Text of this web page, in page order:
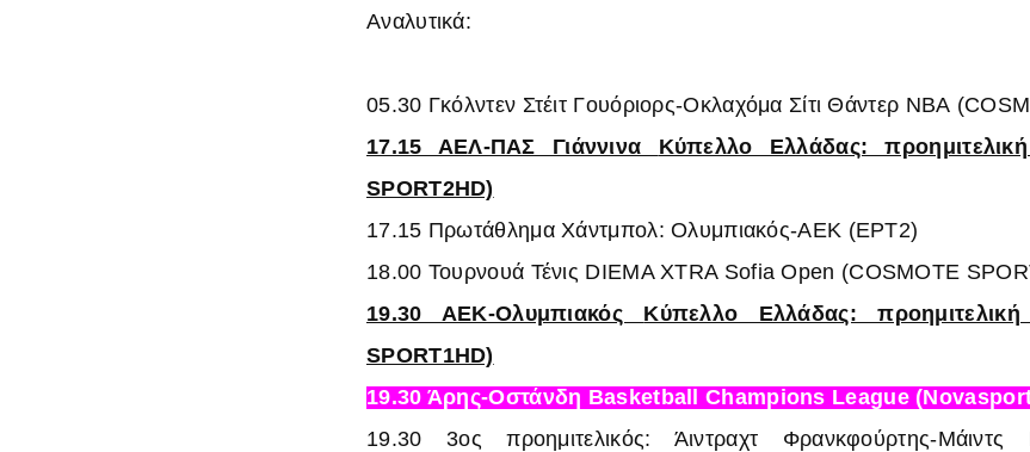
Αναλυτικά:
05.30 Γκόλντεν Στέιτ Γουόριορς-Οκλαχόμα Σίτι Θάντερ NBA
17.15 ΑΕΛ-ΠΑΣ Γιάννινα Κύπελλο Ελλάδας:
SPORT2HD)
17.15 Πρωτάθλημα Χάντμπολ: Ολυμπιακός-ΑΕΚ (ΕΡΤ2)
18.00 Τουρνουά Τένις DIEMA XTRA Sofia Open (COSMOTE
19.30 ΑΕΚ-Ολυμπιακός Κύπελλο Ελλάδας:
SPORT1HD)
19.30 Άρης-Οστάνδη Basketball Champions League
19.30 3ος προημιτελικός: Άιντραχτ Φρανκφούρτης-Μάιντς